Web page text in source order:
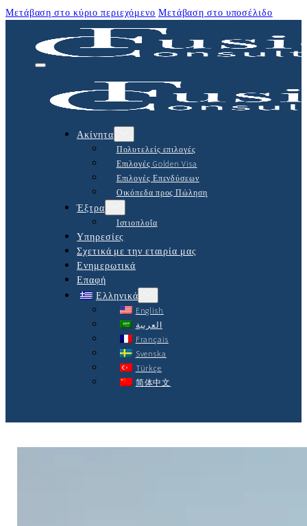
Μετάβαση στο κύριο περιεχόμενο Μετάβαση στο υποσέλιδο
Ακίνητα
Πολυτελείς επιλογές
Επιλογές Golden Visa
Επιλογές Επενδύσεων
Οικόπεδα προς Πώληση
Έξτρα
Ιστιοπλοΐα
Υπηρεσίες
Σχετικά με την εταιρία μας
Ενημερωτικά
Επαφή
Ελληνικά
English
العربية
Français
Svenska
Türkçe
简体中文